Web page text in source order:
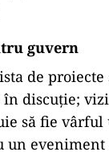
guvern
de
în discuție;
să fie
un eveniment